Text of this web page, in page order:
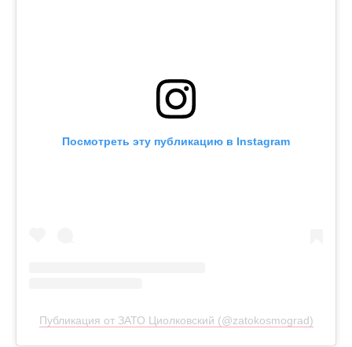
Посмотреть эту публикацию в Instagram
Публикация от ЗАТО Циолковский (@zatokosmograd)